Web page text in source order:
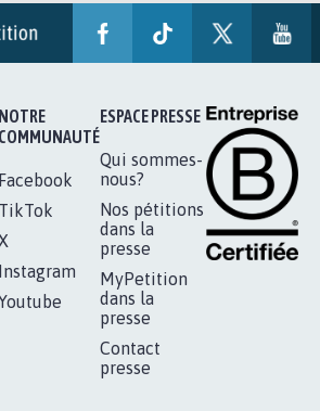
NOTRE
COMMUNAUTÉ
Facebook
TikTok
Instagram
ESPACE PRESSE
Qui sommes-
nous?
Nos pétitions
dans la
presse
MyPetition
dans la
presse
Contact
presse